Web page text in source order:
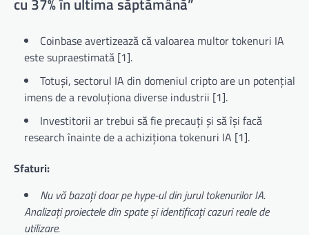
Coinbase avertizează că valoarea multor tokenuri IA
este supraestimată [1].
Totuși, sectorul IA din domeniul cripto are un potențial
imens de a revoluționa diverse industrii [1].
Investitorii ar trebui să fie precauți și să își facă
research înainte de a achiziționa tokenuri IA [1].
Sfaturi:
Nu vă bazați doar pe hype-ul din jurul tokenurilor IA.
Analizați proiectele din spate și identificați cazuri reale de
utilizare.